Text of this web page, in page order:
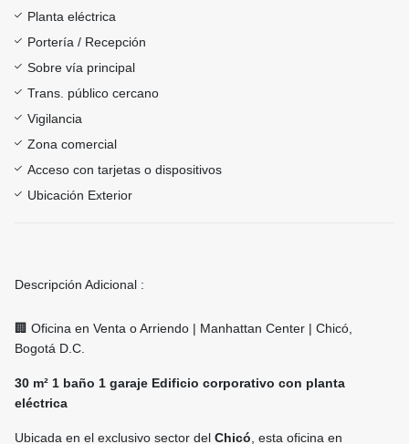
Planta eléctrica
Portería / Recepción
Sobre vía principal
Trans. público cercano
Vigilancia
Zona comercial
Acceso con tarjetas o dispositivos
Ubicación Exterior
Descripción Adicional :
🏢 Oficina en Venta o Arriendo | Manhattan Center | Chicó,
Bogotá D.C.
30 m² 1 baño 1 garaje Edificio corporativo con planta
eléctrica
Ubicada en el exclusivo sector del Chicó , esta oficina en